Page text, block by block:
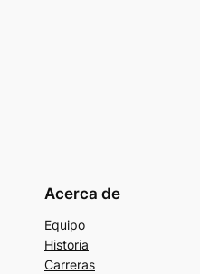
Acerca de
Equipo
Historia
Carreras